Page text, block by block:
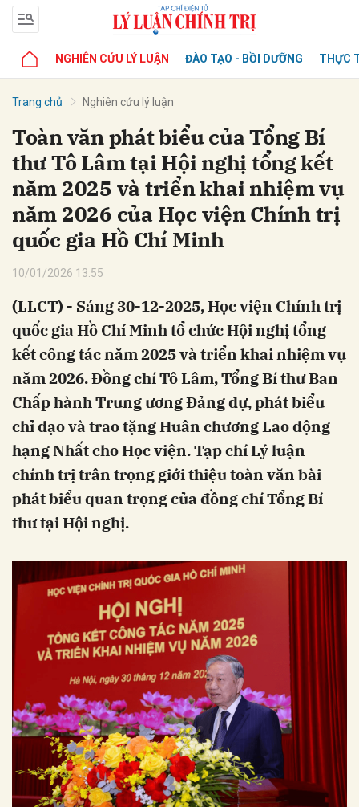
NGHIÊN CỨU LÝ LUẬN ĐÀO TẠO - BỒI DƯỠNG THỰC
Trang chủ Nghiên cứu lý luận
Toàn văn phát biểu của Tổng Bí
thư Tô Lâm tại Hội nghị tổng kết
năm 2025 và triển khai nhiệm vụ
năm 2026 của Học viện Chính trị
quốc gia Hồ Chí Minh
10/01/2026 13:55
(LLCT) - Sáng 30-12-2025, Học viện Chính trị
quốc gia Hồ Chí Minh tổ chức Hội nghị tổng
kết công tác năm 2025 và triển khai nhiệm vụ
năm 2026. Đồng chí Tô Lâm, Tổng Bí thư Ban
Chấp hành Trung ương Đảng dự, phát biểu
chỉ đạo và trao tặng Huân chương Lao động
hạng Nhất cho Học viện. Tạp chí Lý luận
chính trị trân trọng giới thiệu toàn văn bài
phát biểu quan trọng của đồng chí Tổng Bí
thư tại Hội nghị.